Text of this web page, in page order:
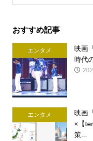
おすすめ記事
エンタメ
映画
時代
エンタメ
映画
×【
策...